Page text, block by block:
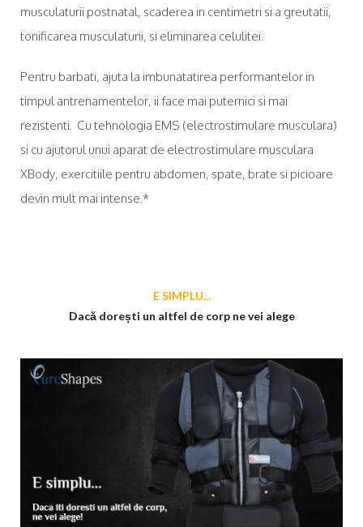
musculaturii postnatal, scaderea in centimetri si a greutatii,
tonificarea musculaturii, si eliminarea celulitei.
Pentru barbati, ajuta la imbunatatirea performantelor in
timpul antrenamentelor, ii face mai puternici si mai
rezistenti. Cu tehnologia EMS (electrostimulare musculara)
si cu ajutorul unui aparat de electrostimulare musculara
XBody, exercitiile pentru abdomen, spate, brate si picioare
devin mult mai intense.*
E SIMPLU...
Dacă dorești un altfel de corp ne vei alege